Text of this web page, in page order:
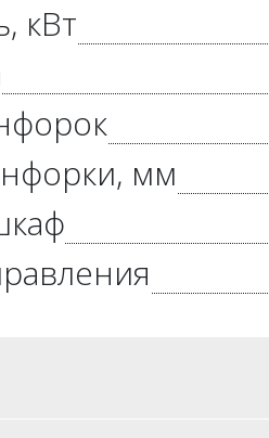
кВт
мм